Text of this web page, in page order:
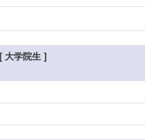
[ 大学院生 ]